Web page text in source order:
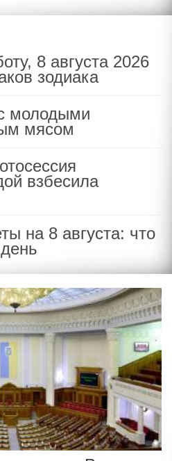
8 августа 2026
зодиака
молодыми
мясом
взбесила
на 8 августа: что